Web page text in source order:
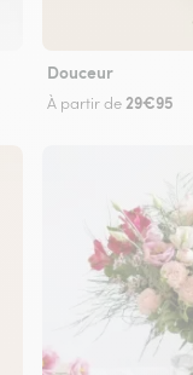
Douceur
À partir de 29€95